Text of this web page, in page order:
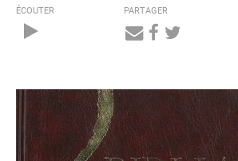
ÉCOUTER PARTAGER